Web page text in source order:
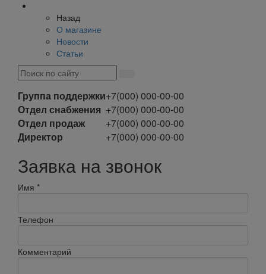
Назад
О магазине
Новости
Статьи
Группа поддержки+7(000) 000-00-00
Отдел снабжения +7(000) 000-00-00
Отдел продаж
+7(000) 000-00-00
Директор
+7(000) 000-00-00
Заявка на звонок
Имя *
Телефон
Комментарий